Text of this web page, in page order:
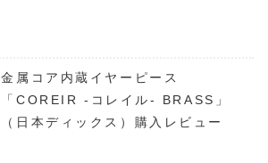
金属コア内蔵イヤーピース
「COREIR -コレイル- BRASS」
（日本ディックス）購入レビュー